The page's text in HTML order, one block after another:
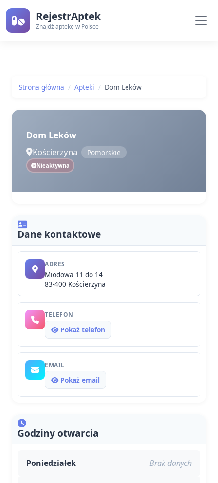
RejestrAptek
Znajdź aptekę w Polsce
Strona główna Apteki Dom Leków
Dom Leków
Kościerzyna Pomorskie
Nieaktywna
Dane kontaktowe
ADRES
Miodowa 11 do 14
83-400 Kościerzyna
TELEFON
Pokaż telefon
EMAIL
Pokaż email
Godziny otwarcia
Poniedziałek Brak danych